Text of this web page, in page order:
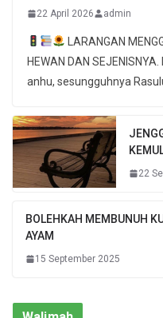
22 April 2026 admin
LARANGAN
HEWAN DAN
22
BOLEHKAH MEMBUNUH
AYAM
15 September 2025